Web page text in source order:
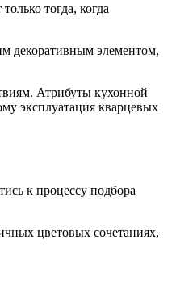
тогда, когда
декоративным элементом,
Атрибуты кухонной
эксплуатация кварцевых
к процессу подбора
цветовых сочетаниях,